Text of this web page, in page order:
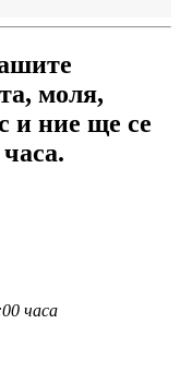
моля,
и ние ще се
часа